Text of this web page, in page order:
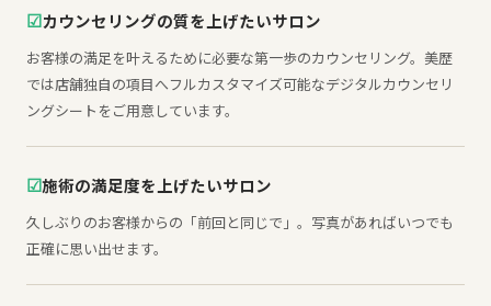
☑カウンセリングの質を上げたいサロン
お客様の満足を叶えるために必要な第一歩のカウンセリング。 美歴
では店舗独自の項目へフルカスタマイズ可能なデジタルカウンセリ
ングシートをご用意しています。
☑施術の満足度を上げたいサロン
久しぶりのお客様からの「前回と同じで」。 写真があればいつでも
正確に思い出せます。